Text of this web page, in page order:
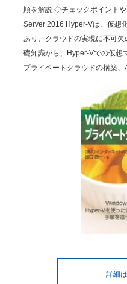
順を解説 ◇チェックポイント
Server 2016 Hyper-Vは、仮想
あり、クラウドの実現に不可
礎知識から、Hyper-Vでの仮想
プライベートクラウドの構築、
詳細